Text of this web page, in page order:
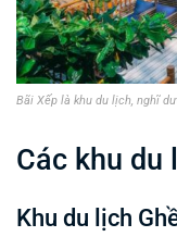
Bãi Xếp là khu du lịch, nghĩ
Các khu du
Khu du lịch